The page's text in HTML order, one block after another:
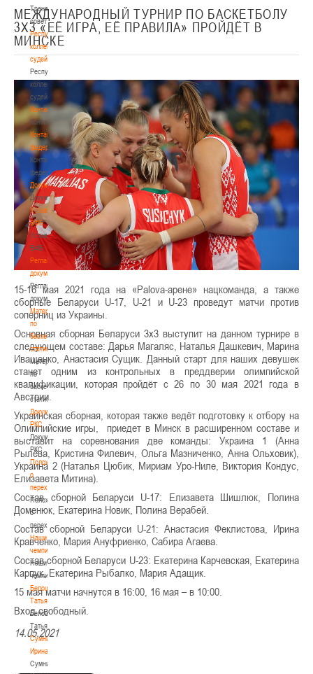
Тренерский
совет
Республиканская
коллегия
судей
Республиканская
коллегия
судей
Контакты
Контакты
Контакты
федерации
Контакты
федерации
Документы
Документы
Устав
БФБ
Устав
БФБ
Регламентирующие
документы
Регламентирующие
документы
Материалы
по
баскетбольной
статистике
Материалы
по
баскетбольной
статистике
Документы
РКС
Документы
РКС
Положение
о
переходах
Положение
о
переходах
Наши
чемпионы
Наши
чемпионы
Белошапко
Татьяна
Белошапко
Татьяна
Сумникова
Ирина
Сумникова
МЕЖДУНАРОДНЫЙ ТУРНИР ПО БАСКЕТБОЛУ
3Х3 «ЕЁ ИГРА, ЕЁ ПРАВИЛА» ПРОЙДЁТ В
МИНСКЕ
15-16 мая 2021 года на «Palova-арене» нацкоманда, а также
сборные Беларуси U-17, U-21 и U-23 проведут матчи против
соперниц из Украины.
Основная сборная Беларуси 3х3 выступит на данном турнире в
следующем составе: Дарья Магаляс, Наталья Дашкевич, Марина
Иващенко, Анастасия Сущик. Данный старт для наших девушек
станет одним из контрольных в преддверии олимпийской
квалификации, которая пройдёт с 26 по 30 мая 2021 года в
Австрии.
Украинская сборная, которая также ведёт подготовку к отбору на
Олимпийские игры, приедет в Минск в расширенном составе и
выставит на соревнования две команды: Украина 1 (Анна
Рылёва, Кристина Филевич, Ольга Мазниченко, Анна Ольховик),
Украина 2 (Наталья Цюбик, Мириам Уро-Ниле, Виктория Кондус,
Елизавета Митина).
Состав сборной Беларуси U-17: Елизавета Шишлюк, Полина
Доменюк, Екатерина Новик, Полина Верабей.
Состав сборной Беларуси U-21: Анастасия Феклистова, Ирина
Кравченко, Мария Ануфриенко, Сабира Агаева.
Состав сборной Беларуси U-23: Екатерина Карчевская, Екатерина
Карпук, Екатерина Рыбалко, Мария Адащик.
15 мая матчи начнутся в 16:00, 16 мая – в 10:00.
Вход свободный.
14.05.2021